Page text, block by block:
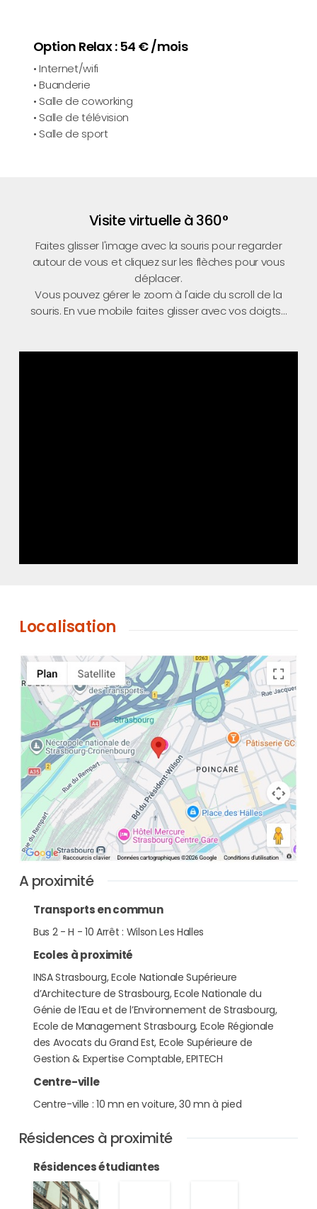
Option Relax : 54 € /mois
• Internet/wifi
• Buanderie
• Salle de coworking
• Salle de télévision
• Salle de sport
Visite virtuelle à 360°
Faites glisser l'image avec la souris pour regarder
autour de vous et cliquez sur les flèches pour vous
déplacer.
Vous pouvez gérer le zoom à l'aide du scroll de la
souris. En vue mobile faites glisser avec vos doigts...
Localisation
A proximité
Transports en commun
Bus 2 - H - 10 Arrêt : Wilson Les Halles
Ecoles à proximité
INSA Strasbourg, Ecole Nationale Supérieure
d’Architecture de Strasbourg, Ecole Nationale du
Génie de l’Eau et de l’Environnement de Strasbourg,
Ecole de Management Strasbourg, Ecole Régionale
des Avocats du Grand Est, Ecole Supérieure de
Gestion & Expertise Comptable, EPITECH
Centre-ville
Centre-ville : 10 mn en voiture, 30 mn à pied
Résidences à proximité
Résidences étudiantes